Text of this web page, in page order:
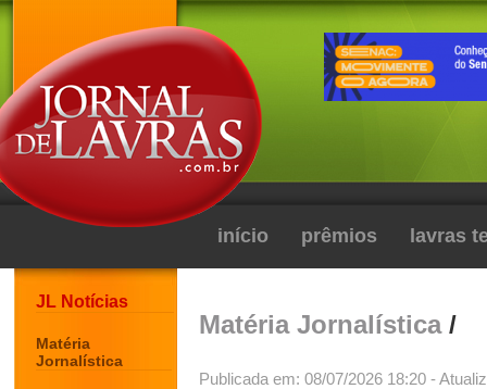
início prêmios lavras
JL Notícias
Matéria
Jornalística
Matéria Jornalística/
Publicada em: 08/07/2026 18:20 -